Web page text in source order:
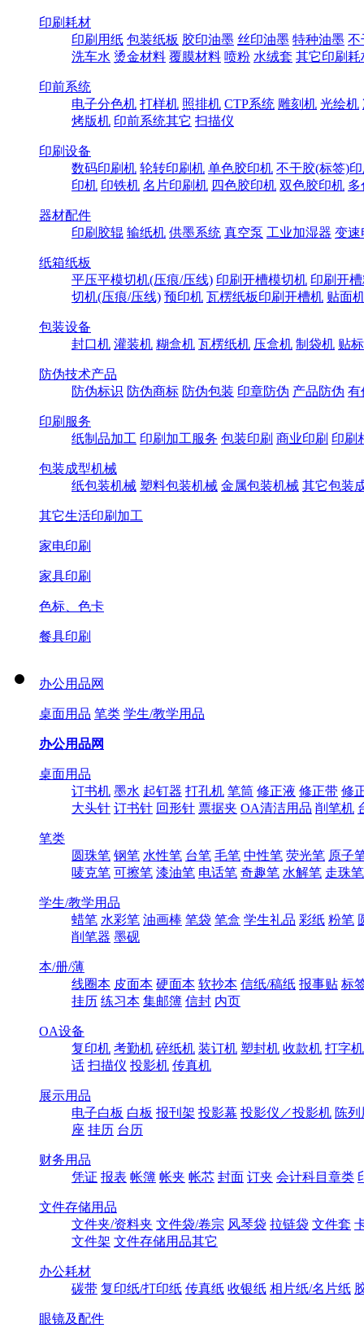
印刷耗材
印刷用纸 包装纸板 胶印油墨 丝印油墨 特种油墨 不
洗车水 烫金材料 覆膜材料 喷粉 水绒套 其它印刷耗
印前系统
电子分色机 打样机 照排机 CTP系统 雕刻机 光绘机
烤版机 印前系统其它 扫描仪
印刷设备
数码印刷机 轮转印刷机 单色胶印机 不干胶(标签)
印机 印铁机 名片印刷机 四色胶印机 双色胶印机 多
器材配件
印刷胶辊 输纸机 供墨系统 真空泵 工业加湿器 变速
纸箱纸板
平压平模切机(压痕/压线) 印刷开槽模切机 印刷开
切机(压痕/压线) 预印机 瓦楞纸板印刷开槽机 贴面
包装设备
封口机 灌装机 糊盒机 瓦楞纸机 压盒机 制袋机 贴
防伪技术产品
防伪标识 防伪商标 防伪包装 印章防伪 产品防伪 有
印刷服务
纸制品加工 印刷加工服务 包装印刷 商业印刷 印刷
包装成型机械
纸包装机械 塑料包装机械 金属包装机械 其它包装
其它生活印刷加工
家电印刷
家具印刷
色标、色卡
餐具印刷
办公用品网
桌面用品 笔类 学生/教学用品
办公用品网
桌面用品
订书机 墨水 起钉器 打孔机 笔筒 修正液 修正带 修
大头针 订书针 回形针 票据夹 OA清洁用品 削笔机
笔类
圆珠笔 钢笔 水性笔 台笔 毛笔 中性笔 荧光笔 原子
唛克笔 可擦笔 漆油笔 电话笔 奇趣笔 水解笔 走珠笔
学生/教学用品
蜡笔 水彩笔 油画棒 笔袋 笔盒 学生礼品 彩纸 粉笔
削笔器 墨砚
本/册/薄
线圈本 皮面本 硬面本 软抄本 信纸/稿纸 报事贴 标
挂历 练习本 集邮簿 信封 内页
OA设备
复印机 考勤机 碎纸机 装订机 塑封机 收款机 打字机
话 扫描仪 投影机 传真机
展示用品
电子白板 白板 报刊架 投影幕 投影仪／投影机 陈
座 挂历 台历
财务用品
凭证 报表 帐簿 帐夹 帐芯 封面 订夹 会计科目章类
文件存储用品
文件夹/资料夹 文件袋/卷宗 风琴袋 拉链袋 文件套
文件架 文件存储用品其它
办公耗材
碳带 复印纸/打印纸 传真纸 收银纸 相片纸/名片纸
眼镜及配件